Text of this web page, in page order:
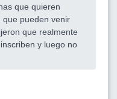
que quieren
que pueden venir
que realmente
y luego no